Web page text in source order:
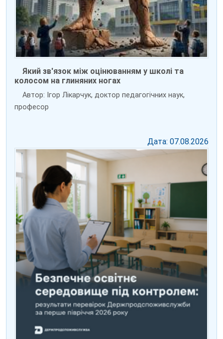
Який зв'язок між оцінюванням у школі та
колосом на глиняних ногах
Автор: Ігор Лікарчук, доктор педагогічних наук,
професор
Дата: 07.08.2026